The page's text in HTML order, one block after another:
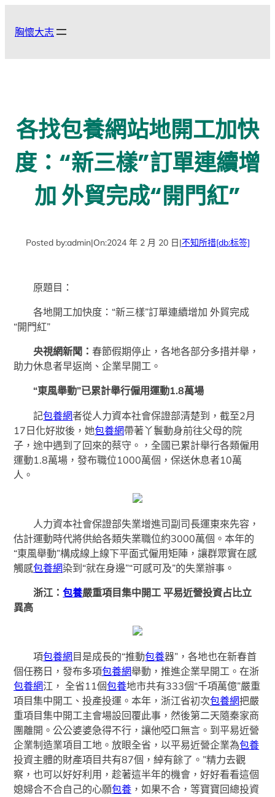
胸懷大志
各找包養網站地開工加快
度：“新三樣”訂單連續增
加 外貿完成“開門紅”
Posted by:admin|On:2024 年 2 月 20 日|不知所措[db:标签]
原題目：
各地開工加快度：“新三樣”訂單連續增加 外貿完成
“開門紅”
央視網新聞：春節假期停止，各地各部分多措并舉，
助力休息者早返崗、企業早開工。
“東風舉動”已累計舉行僱用運動1.8萬場
記包養網者從人力資本社會保證部清楚到，截至2月
17日化好妝後，她包養網帶著丫鬟動身前往父母的院
子，途中遇到了回來的蔡守。，全國已累計舉行各類僱用
運動1.8萬場，發布職位1000萬個，保送休息者10萬
人。
人力資本社會保證部失業增進司副司長運東來先容，
估計運動時代將供給各類失業職位約3000萬個。本年的
“東風舉動”構成線上線下平面式僱用矩陣，讓群眾實在感
觸感包養網染到“就在身邊”“可感可及”的失業辦事。
浙江：包養嚴重項目集中開工 平易近營投資占比立
異高
項包養網 目是成長的“推動包養器”，各地也在新春首
個任務日，發布多項包養網舉動，推進企業早開工。在浙
包養網江， 全省11個包養地市共有333個“千項萬億”嚴重
項目集中開工、投產投運。本年，浙江省初次包養網把嚴
重項目集中開工主會場設回覆此事，然後第二天隨秦家商
團離開。公公婆婆急得不行，讓他啞口無言。到平易近營
企業制造業項目工地。放眼全省，以平易近營企業為包養
投資主體的財產項目共有87個，綽有餘了。”精力去觀
察，也可以好好利用，趁著這半年的機會，好好看看這個
媳婦合不合自己的心願包養 ，如果不合，等寶寶回總投資